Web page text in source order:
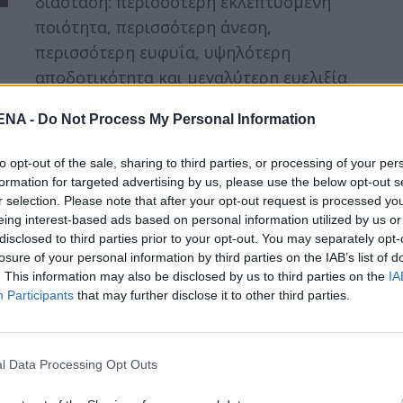
- Do Not Process My Personal Information
opt-out of the sale, sharing to third parties, or processing of your
for targeted advertising by us, please use the below opt-out
selection. Please note that after your opt-out request is processed
interest-based ads based on personal information utilized by us
to third parties prior to your opt-out. You may separately
of your personal information by third parties on the IAB’s list of
This information may also be disclosed by us to third parties on the
Participants that may further disclose it to other third parties.
Data Processing Opt Outs
ποιότητα, περισσότερη άνεση,
περισσότερη ευφυΐα, υψηλότερη
αποδοτικότητα και μεγαλύτερη ευελιξία
Νέο Renault Clio: Superpowered
by Mens Arena
Με πάνω από 35 χρόνια ιστορίας, το Clio
κατηγορία του στην Ευρώπη, διατηρώντας
ταυτόχρονα και τον τίτλο του…